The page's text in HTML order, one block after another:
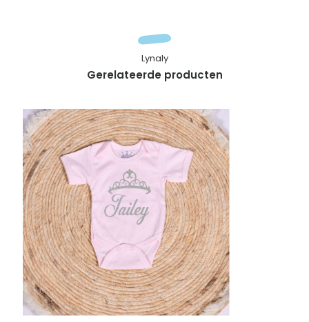
Gerelateerde producten
Lynaly